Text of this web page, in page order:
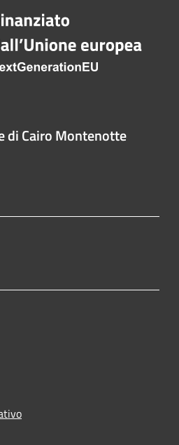
di Cairo Montenotte